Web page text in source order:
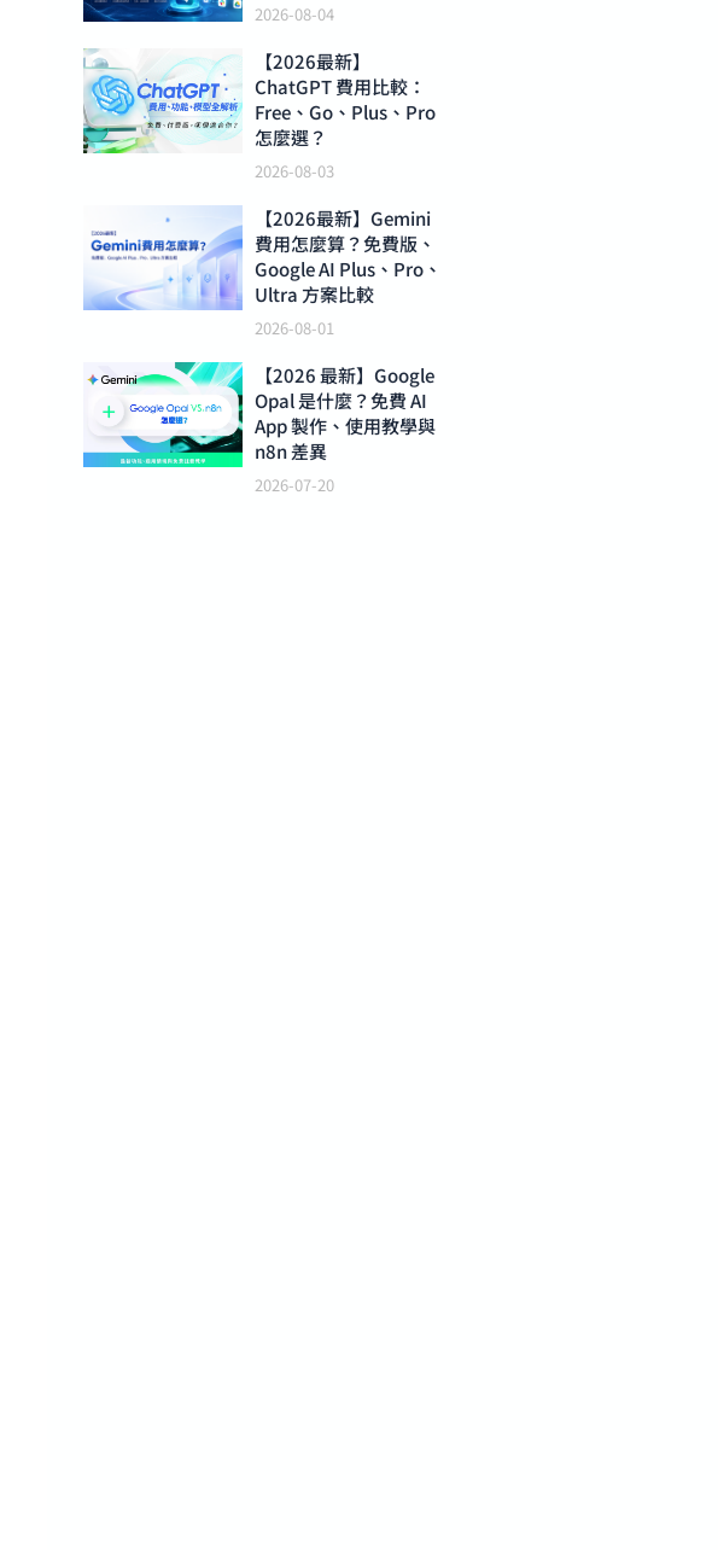
2026-08-04
【2026最新】
ChatGPT 費用比較：
Free、Go、Plus、Pro
怎麼選？
2026-08-03
【2026最新】Gemini
費用怎麼算？免費版、
Google AI Plus、Pro、
Ultra 方案比較
2026-08-01
【2026 最新】Google
Opal 是什麼？免費 AI
App 製作、使用教學與
n8n 差異
2026-07-20